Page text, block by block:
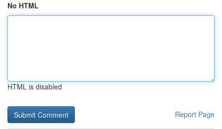
No HTML
HTML is disabled
Report Page